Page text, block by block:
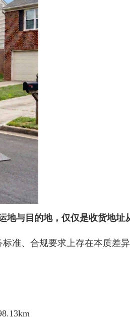
地与目的地，仅仅是收货地址
准、合规要求上存在本质差